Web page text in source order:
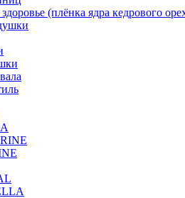
(плёнка ядра кедрового